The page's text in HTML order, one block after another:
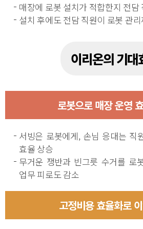
매장에 로봇 설치가 적합한지 전담
설치 후에도 전담 직원이 로봇 관
이리온의 기대
로봇으로 매장 운영
서빙은 로봇에게, 손님 응대는 직
효율 상승
무거운 쟁반과 빈그릇 수거를 로
업무 피로도 감소
고정비용 효율화로